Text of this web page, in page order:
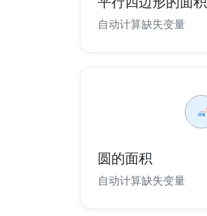
自动计算缺失变量
圆的面积
自动计算缺失变量